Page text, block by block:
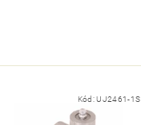
Kód:UJ2461-1S